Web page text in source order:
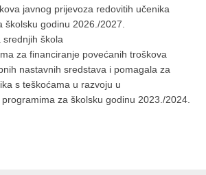
javnog prijevoza redovitih učenika
školsku godinu 2026./2027.
srednjih škola
za financiranje povećanih troškova
nastavnih sredstava i pomagala za
s teškoćama u razvoju u
za školsku godinu 2023./2024.